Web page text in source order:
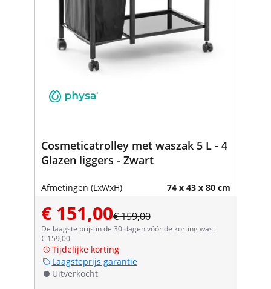
Cosmeticatrolley met waszak 5 L - 4
Glazen liggers - Zwart
Afmetingen (LxWxH) 74 x 43 x 80 cm
€ 151,00€ 159,00
De laagste prijs in de 30 dagen vóór de korting was:
€ 159,00
Tijdelijke korting
Laagsteprijs garantie
Uitverkocht